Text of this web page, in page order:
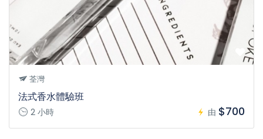
荃灣
法式香水體驗班
2 小時 由 $700